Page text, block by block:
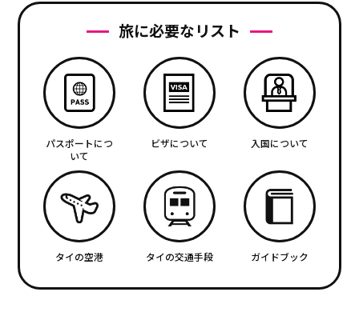
旅に必要なリスト
パスポートにつ
いて
ビザについて 入国について
タイの空港 タイの交通手段 ガイドブック